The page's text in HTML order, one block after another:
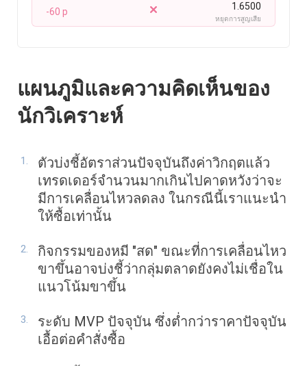
-60 p 1.6500
หยุดการสูญเสีย
แผนภูมิและความคิดเห็นของ
นักวิเคราะห์
ตัวบ่งชี้อัตราส่วนปัจจุบันถึงค่าวิกฤตแล้ว
เทรดเดอร์จำนวนมากเกินไปคาดหวังว่าจะ
มีการเคลื่อนไหวลดลง ในกรณีนี้เราแนะนำ
ให้ซื้อเท่านั้น
กิจกรรมของหมี "สด" ขณะที่การเคลื่อนไหว
ขาขึ้นอาจบ่งชี้ว่ากลุ่มตลาดยังคงไม่เชื่อใน
แนวโน้มขาขึ้น
ระดับ MVP ปัจจุบัน ซึ่งต่ำกว่าราคาปัจจุบัน
เอื้อต่อคำสั่งซื้อ